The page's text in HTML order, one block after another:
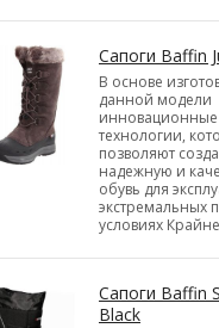
Сапоги Baffin
В основе
данной модели
инновационные
технологии,
позволяют
надежную и
обувь для
экстремальных
условиях
Сапоги Baffin
Black